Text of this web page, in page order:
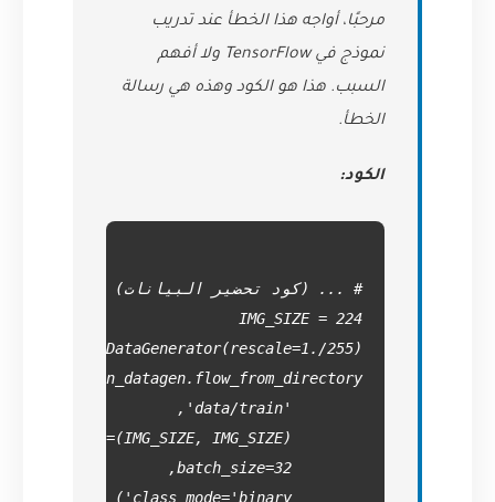
مرحبًا، أواجه هذا الخطأ عند تدريب
نموذج في TensorFlow ولا أفهم
السبب. هذا هو الكود وهذه هي رسالة
الخطأ.
الكود: